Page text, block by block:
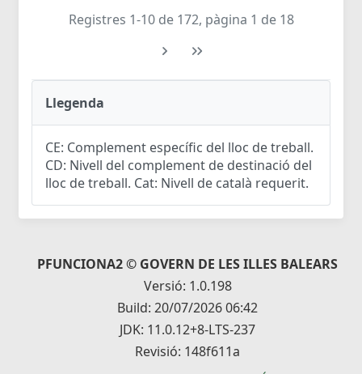
Registres 1-10 de 172, pàgina 1 de 18
Llegenda
CE: Complement específic del lloc de treball.
CD: Nivell del complement de destinació del
lloc de treball. Cat: Nivell de català requerit.
PFUNCIONA2 © GOVERN DE LES ILLES BALEARS
Versió: 1.0.198
Build: 20/07/2026 06:42
JDK: 11.0.12+8-LTS-237
Revisió: 148f611a